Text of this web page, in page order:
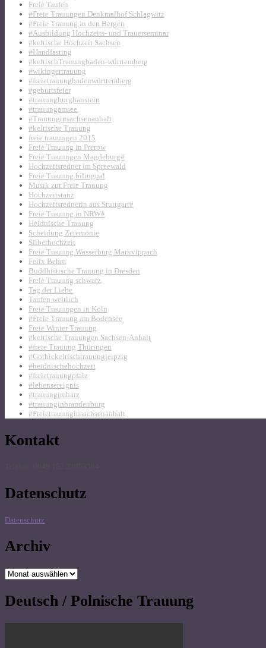
Freie Taufen
#Freie Trauungen Denkmalhof Schlagwitz
#Freie Trauung in den Bergen
#Ausbildung Hochzeits- und Trauerseminar
#keltische Hochzeit Sachsen
#Handfasting
#keltischTrauungbaden-würrtemberg
#wikingertrauung
#freietrauungbadenwürttemberg
#geburtsfeier
#trauungburghanstein
#trauungamsee
#Trauunginsachsenanhalt
#keltische Trauung
freie trauungen 2015
Freie Trauung in Prerow
Freie Trauungen Magdeburg#
Hochzeitsredner im Spreewald
Freie Trauung bilingual
Musik zur Freie Trauung
Hochzeitstanz
Hochzeitsrednerin aus Stuttgart#
Freie Trauung in NRW#
Heidnische Trauung
Scheidung Zeremonie
Silberhochzeit
Freie Trauung Wasserburg Markvippach
Felix Behm
Buddhistische Trauung in Dresden
Freie Trauung schwarz
Tag der Liebe
Taufen weltlich
Freie Trauungen in Köln
#Freie Trauung am Bodensee
Freie Winter Trauung
#keltische Trauungen Sachsen-Anhalt
#freie Trauung Thüringen
#Gothickeltischtrauungleipzig
#heidnischehochzeit
#freietrauungpfalz
#lebensereignis
#trauungimharz
#trauunginbrandenburg
#Freietrauunginsachsenanhalt
Kontakt
Datenschutz
Datenschutz
Archiv
Archiv
Deutsch / Polnische Trauung